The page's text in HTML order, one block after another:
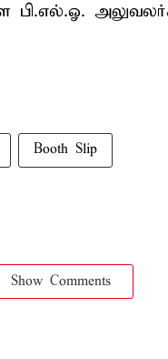
பி.எல்.ஓ.
Booth Slip
Show Comments